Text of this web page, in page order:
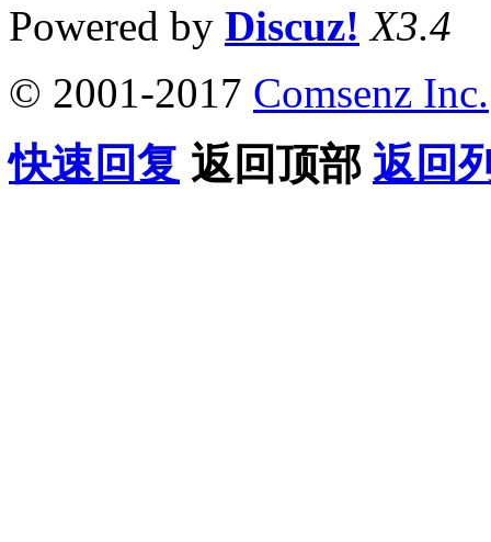
Powered by Discuz! X3.4
© 2001-2017 Comsenz Inc.
快速回复 返回顶部 返回